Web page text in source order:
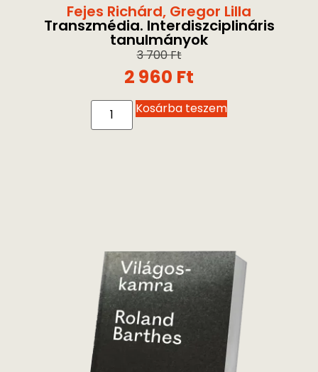
Fejes Richárd, Gregor Lilla
Transzmédia. Interdiszciplináris
tanulmányok
3 700Ft
2 960 Ft
Kosárba teszem